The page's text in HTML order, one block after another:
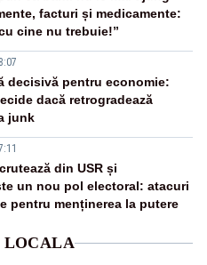
facturi și medicamente:
cine nu trebuie!”
decisivă pentru economie:
dacă retrogradează
junk
din USR și
un nou pol electoral: atacuri
pentru menținerea la putere
LOCALA